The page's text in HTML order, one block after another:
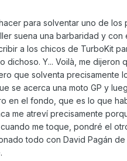
para solventar uno de los
suena una barbaridad y con
a los chicos de TurboKit
dichoso. Y... Voilà, me dijeron
que solventa precisamente
se acerca una moto GP y
en el fondo, que es lo que
me atreví precisamente
me toque, pondré el
todo con David Pagán de